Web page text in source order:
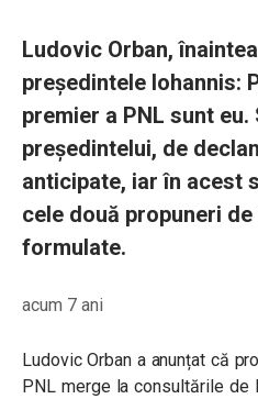
Ludovic Orban,
președintele Iohannis:
premier a PNL sunt
președintelui, de
anticipate, iar în acest
cele două propuneri
formulate.
acum 7 ani
Ludovic Orban a anunțat că
PNL merge la consultările de